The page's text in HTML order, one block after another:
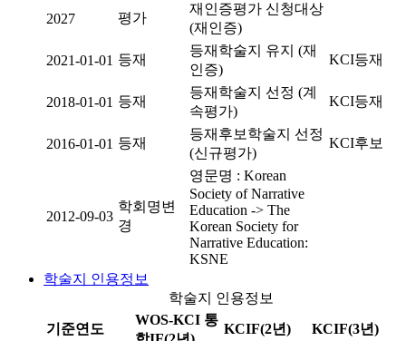
2027 평가
재인증평가 신청대상
(재인증)
2021-01-01 등재
등재학술지 유지 (재
인증)
KCI등재
2018-01-01 등재
등재학술지 선정 (계
속평가)
KCI등재
2016-01-01 등재
등재후보학술지 선정
(신규평가)
KCI후보
2012-09-03
학회명변
경
영문명 : Korean
Society of Narrative
Education -> The
Korean Society for
Narrative Education:
KSNE
학술지 인용정보
학술지 인용정보
기준연도
WOS-KCI 통
KCIF(2년) KCIF(3년)